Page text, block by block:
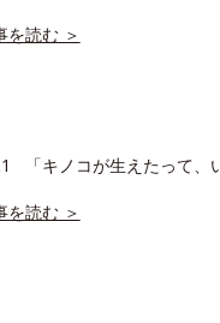
を読む ＞
「キノコが生えたって、
を読む ＞